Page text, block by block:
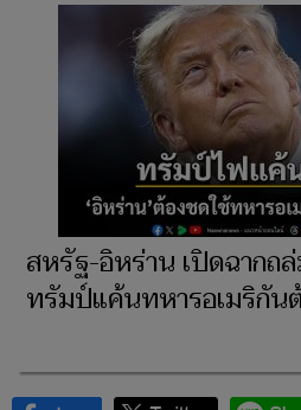
สหรัฐ-อิหร่าน เปิดฉากถ
ทรัมป์แค้นทหารอเมริกัน